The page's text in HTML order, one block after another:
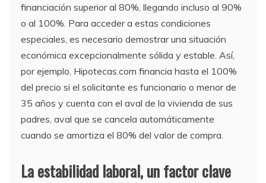
financiación superior al 80%, llegando incluso al 90%
o al 100%. Para acceder a estas condiciones
especiales, es necesario demostrar una situación
económica excepcionalmente sólida y estable. Así,
por ejemplo, Hipotecas.com financia hasta el 100%
del precio si el solicitante es funcionario o menor de
35 años y cuenta con el aval de la vivienda de sus
padres, aval que se cancela automáticamente
cuando se amortiza el 80% del valor de compra.
La estabilidad laboral, un factor clave